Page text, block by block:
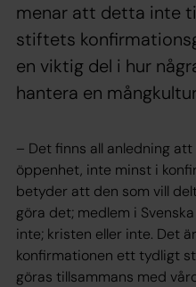
menar att detta inte
stiftets
en viktig del i hur
hantera en
– Det finns all anledning
öppenhet, inte minst i
betyder att den som vill
göra det; medlem i
inte; kristen eller inte. Det
konfirmationen ett tydligt
göras tillsammans med